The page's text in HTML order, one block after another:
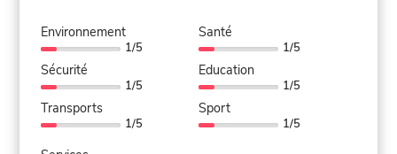
Environnement
1/5
Sécurité
1/5
Transports
1/5
Santé
1/5
Education
1/5
Sport
1/5